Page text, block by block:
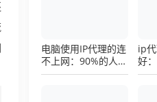
电脑使用IP代理的连
不上网：90%的人踩
过这个坑，一招修复
ip
好
章